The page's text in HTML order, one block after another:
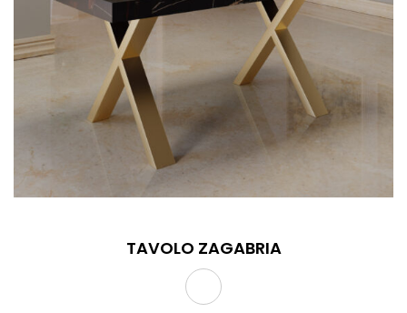
TAVOLO ZAGABRIA